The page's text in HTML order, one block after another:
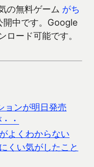
の無料ゲーム がち
開中です。Google
ード可能です。
ョンが明日発売
・
よくわからない
くい気がしたこと